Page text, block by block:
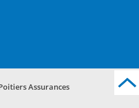
Assurances